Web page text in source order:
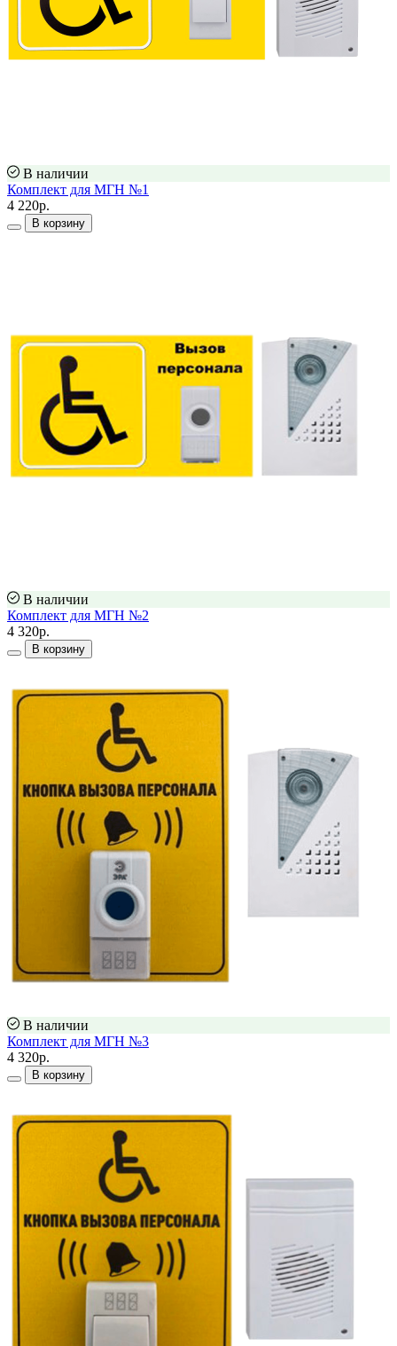
В наличии
Комплект для МГН №1
4 220р.
В корзину
В наличии
Комплект для МГН №2
4 320р.
В корзину
В наличии
Комплект для МГН №3
4 320р.
В корзину